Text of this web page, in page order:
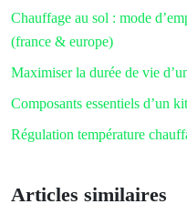
Chauffage au sol : mode
(france & europe)
Maximiser la durée de vie
Composants essentiels d’un
Régulation température
Articles similaires